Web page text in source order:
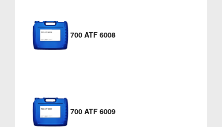
700 ATF 6008
700 ATF 6009